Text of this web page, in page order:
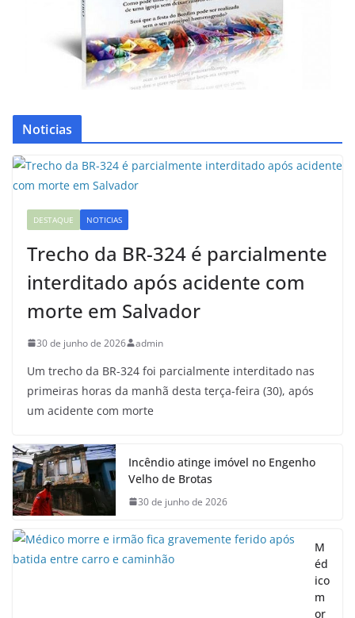
Noticias
DESTAQUE NOTICIAS
Trecho da BR-324 é parcialmente
interditado após acidente com
morte em Salvador
30 de junho de 2026 admin
Um trecho da BR-324 foi parcialmente interditado nas
primeiras horas da manhã desta terça-feira (30), após
um acidente com morte
Incêndio atinge imóvel no Engenho
Velho de Brotas
30 de junho de 2026
M
éd
ico
m
or